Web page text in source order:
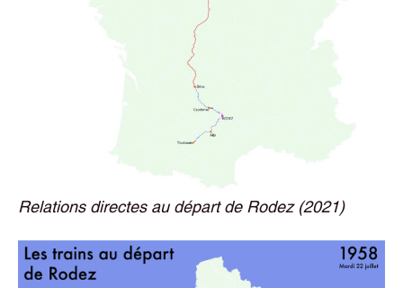
Relations directes au départ de Rodez (2021)